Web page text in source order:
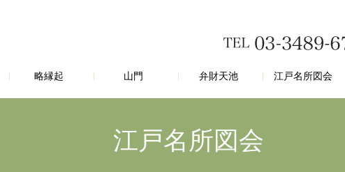
略縁起 山門 弁財天池 江戸名所図会
江戸名所図会